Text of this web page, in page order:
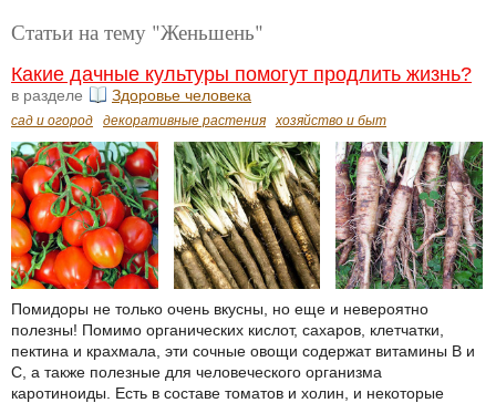
Статьи на тему "Женьшень"
Какие дачные культуры помогут продлить жизнь?
в разделе Здоровье человека
сад и огород декоративные растения хозяйство и быт
Помидоры не только очень вкусны, но еще и невероятно
полезны! Помимо органических кислот, сахаров, клетчатки,
пектина и крахмала, эти сочные овощи содержат витамины B и
C, а также полезные для человеческого организма
каротиноиды. Есть в составе томатов и холин, и некоторые